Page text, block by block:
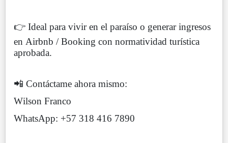
👉 Ideal para vivir en el paraíso o generar ingresos
en Airbnb / Booking con normatividad turística
aprobada.
📲 Contáctame ahora mismo:
Wilson Franco
WhatsApp: +57 318 416 7890